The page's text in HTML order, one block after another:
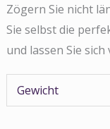
Zögern Sie nicht
Sie selbst die
und lassen Sie
Gewicht